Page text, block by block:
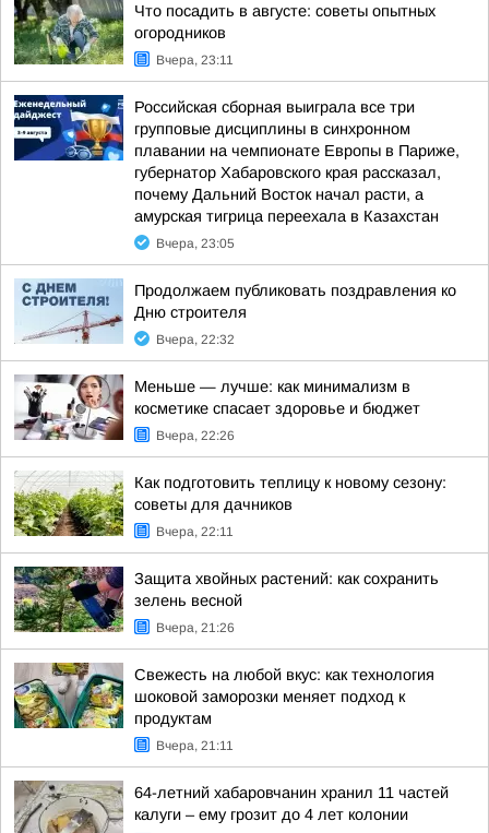
Что посадить в августе: советы опытных
огородников
Вчера, 23:11
Российская сборная выиграла все три
групповые дисциплины в синхронном
плавании на чемпионате Европы в Париже,
губернатор Хабаровского края рассказал,
почему Дальний Восток начал расти, а
амурская тигрица переехала в Казахстан
Вчера, 23:05
Продолжаем публиковать поздравления ко
Дню строителя
Вчера, 22:32
Меньше — лучше: как минимализм в
косметике спасает здоровье и бюджет
Вчера, 22:26
Как подготовить теплицу к новому сезону:
советы для дачников
Вчера, 22:11
Защита хвойных растений: как сохранить
зелень весной
Вчера, 21:26
Свежесть на любой вкус: как технология
шоковой заморозки меняет подход к
продуктам
Вчера, 21:11
64-летний хабаровчанин хранил 11 частей
калуги – ему грозит до 4 лет колонии